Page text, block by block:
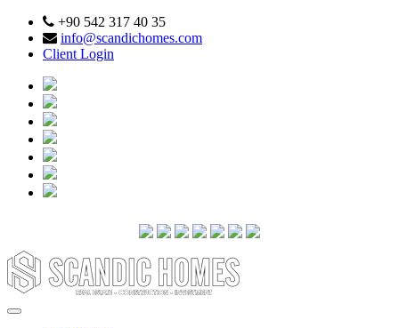
+90 542 317 40 35
info@scandichomes.com
Client Login